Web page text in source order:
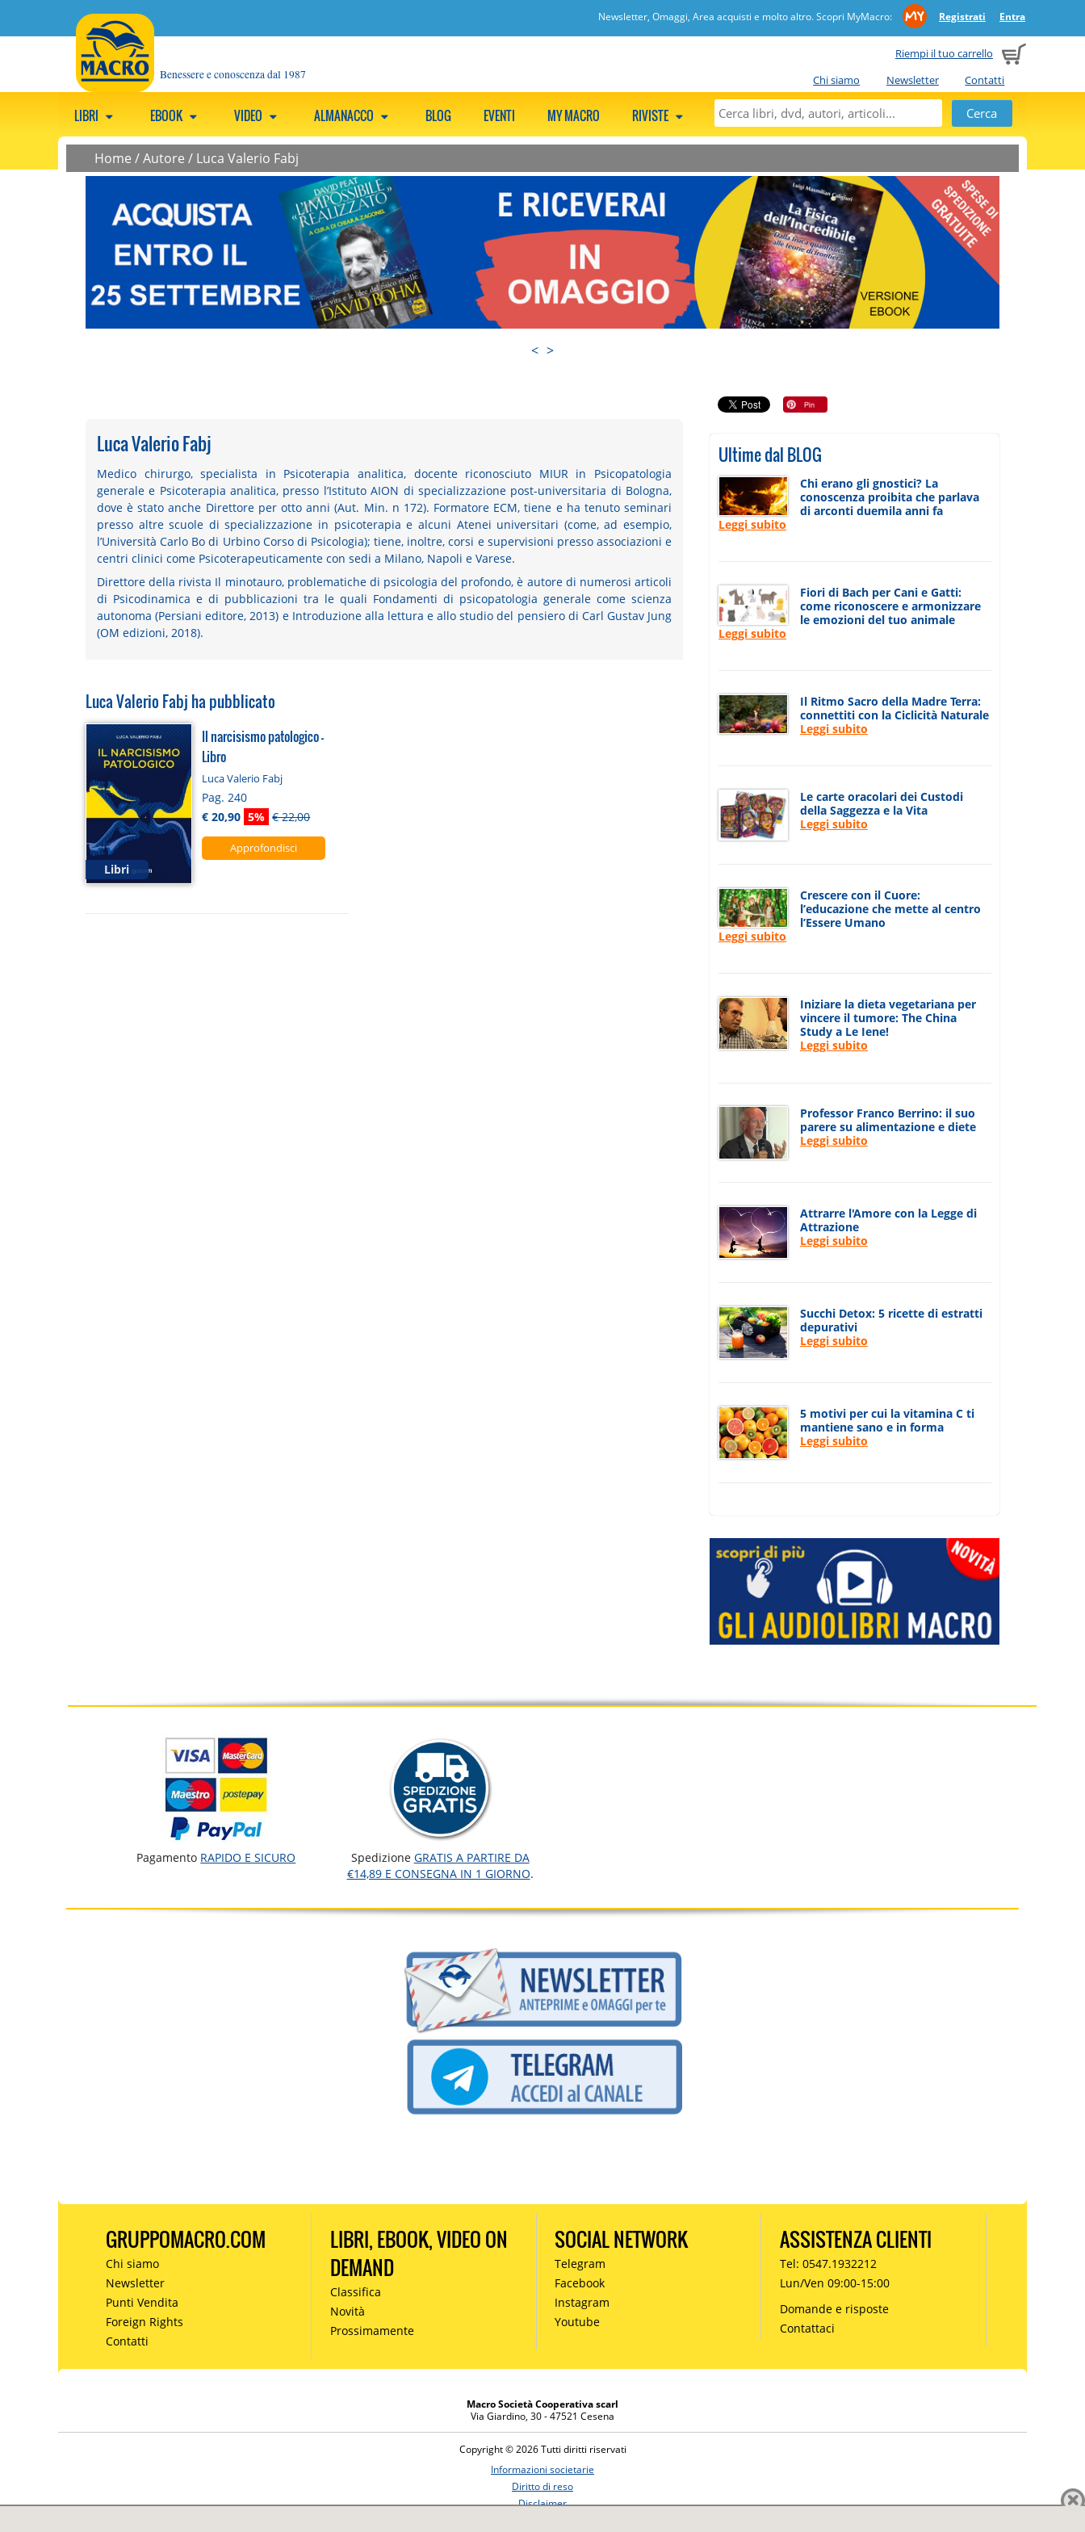
Newsletter, Omaggi, Area acquisti e molto altro. Scopri MyMacro: Registrati Entra
Riempi il tuo carrello
Chi siamo
Newsletter Contatti
Benessere e conoscenza dal 1987
LIBRI EBOOK VIDEO ALMANACCO BLOG EVENTI MY MACRO RIVISTE
Home /Autore / Luca Valerio Fabj
< >
Luca Valerio Fabj
Medico chirurgo, specialista in Psicoterapia analitica, docente riconosciuto MIUR in Psicopatologia
generale e Psicoterapia analitica, presso l’Istituto AION di specializzazione post-universitaria di Bologna,
dove è stato anche Direttore per otto anni (Aut. Min. n 172). Formatore ECM, tiene e ha tenuto seminari
presso altre scuole di specializzazione in psicoterapia e alcuni Atenei universitari (come, ad esempio,
l’Università Carlo Bo di Urbino Corso di Psicologia); tiene, inoltre, corsi e supervisioni presso associazioni e
centri clinici come Psicoterapeuticamente con sedi a Milano, Napoli e Varese.
Direttore della rivista Il minotauro, problematiche di psicologia del profondo, è autore di numerosi articoli
di Psicodinamica e di pubblicazioni tra le quali Fondamenti di psicopatologia generale come scienza
autonoma (Persiani editore, 2013) e Introduzione alla lettura e allo studio del pensiero di Carl Gustav Jung
(OM edizioni, 2018).
Luca Valerio Fabj ha pubblicato
Libri
Il narcisismo patologico -
Libro
Luca Valerio Fabj
Pag. 240
€ 20,90 5% € 22,00
Approfondisci
Ultime dal BLOG
Chi erano gli gnostici? La
conoscenza proibita che parlava
di arconti duemila anni fa
Leggi subito
Fiori di Bach per Cani e Gatti:
come riconoscere e armonizzare
le emozioni del tuo animale
Leggi subito
Il Ritmo Sacro della Madre Terra:
connettiti con la Ciclicità Naturale
Leggi subito
Le carte oracolari dei Custodi
della Saggezza e la Vita
Leggi subito
Crescere con il Cuore:
l’educazione che mette al centro
l’Essere Umano
Leggi subito
Iniziare la dieta vegetariana per
vincere il tumore: The China
Study a Le Iene!
Leggi subito
Professor Franco Berrino: il suo
parere su alimentazione e diete
Leggi subito
Attrarre l'Amore con la Legge di
Attrazione
Leggi subito
Succhi Detox: 5 ricette di estratti
depurativi
Leggi subito
5 motivi per cui la vitamina C ti
mantiene sano e in forma
Leggi subito
Pagamento RAPIDO E SICURO Spedizione GRATIS A PARTIRE DA
€14,89 E CONSEGNA IN 1 GIORNO.
GRUPPOMACRO.COM
Chi siamo
Newsletter
Punti Vendita
Foreign Rights
Contatti
LIBRI, EBOOK, VIDEO ON
DEMAND
Classifica
Novità
Prossimamente
SOCIAL NETWORK
Telegram
Facebook
Instagram
Youtube
ASSISTENZA CLIENTI
Tel: 0547.1932212
Lun/Ven 09:00-15:00
Domande e risposte
Contattaci
Macro Società Cooperativa scarl
Via Giardino, 30 - 47521 Cesena
Copyright © 2026 Tutti diritti riservati
Informazioni societarie
Diritto di reso
Disclaimer